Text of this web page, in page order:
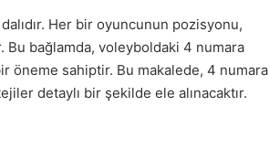
Her bir oyuncunun pozisyonu,
Bu bağlamda, voleyboldaki 4 numara
öneme sahiptir. Bu makalede, 4 numara
detaylı bir şekilde ele alınacaktır.